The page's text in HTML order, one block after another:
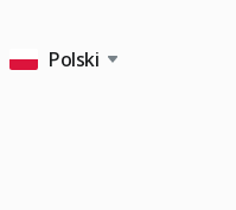
Polski